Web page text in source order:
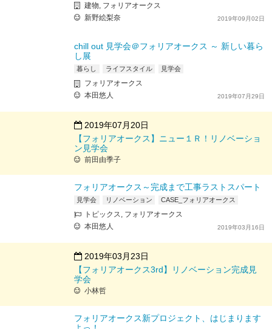
建物, フォリアオークス
新野絵梨奈
2019年09月02日
chill out 見学会＠フォリアオークス ～ 新しい暮ら
し展
暮らし ライフスタイル 見学会
フォリアオークス
本田悠人
2019年07月29日
2019年07月20日
【フォリアオークス】ニュー１Ｒ！リノベーショ
ン見学会
前田由季子
フォリアオークス～完成まで工事ラストスパート
見学会 リノベーション CASE_フォリアオークス
トピックス, フォリアオークス
本田悠人
2019年03月16日
2019年03月23日
【フォリアオークス3rd】リノベーション完成見
学会
小林哲
フォリアオークス新プロジェクト、はじまります